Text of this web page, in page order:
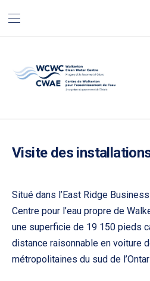
BAR NAVIGATION
Walkerton
Visite des
Situé dans l’East Ridge
Centre pour l’eau propre de
une superficie de 19 150 pieds
distance raisonnable en voiture
métropolitaines du sud de